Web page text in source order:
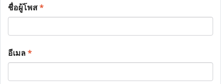
ชื่อผู้โพส*
อีเมล*